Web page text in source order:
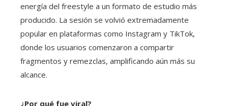
energía del freestyle a un formato de estudio más
producido. La sesión se volvió extremadamente
popular en plataformas como Instagram y TikTok,
donde los usuarios comenzaron a compartir
fragmentos y remezclas, amplificando aún más su
alcance.
¿Por qué fue viral?